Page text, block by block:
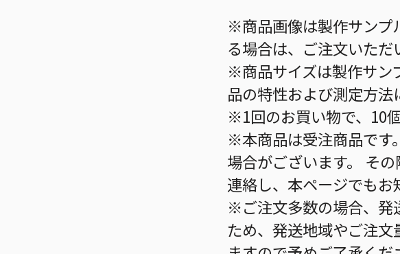
※商品画像は製作サンプ
る場合は、ご注文いた
※商品サイズは製作サン
品の特性および測定方
※1回のお買い物で、10
※本商品は受注商品です
場合がございます。 そ
連絡し、本ページでもお
※ご注文多数の場合、発
ため、発送地域やご注